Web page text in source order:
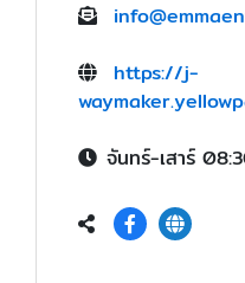
https://j-
จันทร์-เสาร์